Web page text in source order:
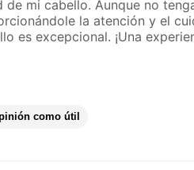
mi cabello. Aunque no
la atención y el
es excepcional. ¡Una
como útil